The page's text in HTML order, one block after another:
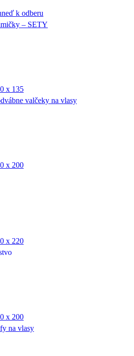
– SETY
valčeky na vlasy
na vlasy
k odberu
x 135
x 200
x 220
x 200